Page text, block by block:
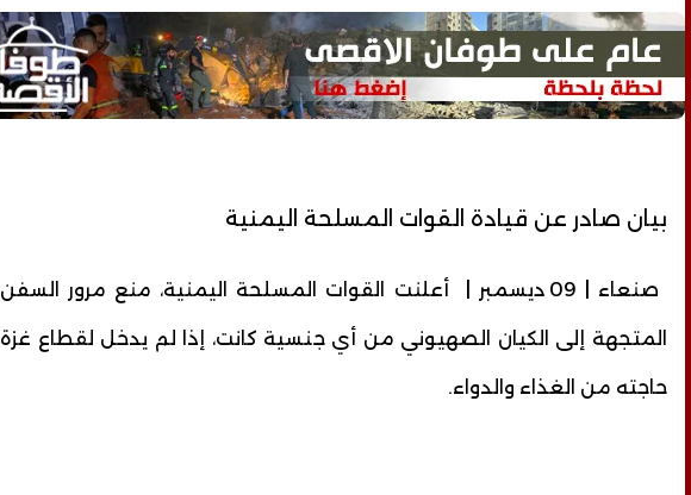
بيان صادر عن قيادة القوات المسلحة اليمنية
صنعاء | 09 ديسمبر | أعلنت القوات المسلحة اليمنية، منع مرور السفن
المتجهة إلى الكيان الصهيوني من أي جنسية كانت، إذا لم يدخل لقطاع غزة
حاجته من الغذاء والدواء.